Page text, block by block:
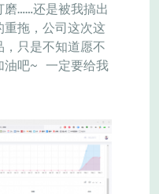
磨……还是被我搞出
拖，公司这次这
只是不知道愿不
油吧~ 一定要给我